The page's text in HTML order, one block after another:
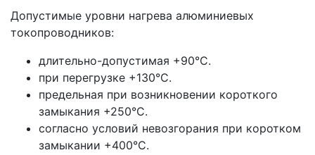
Допустимые уровни нагрева алюминиевых
токопроводников:
длительно-допустимая +90°С.
при перегрузке +130°С.
предельная при возникновении короткого
замыкания +250°С.
согласно условий невозгорания при коротком
замыкании +400°С.